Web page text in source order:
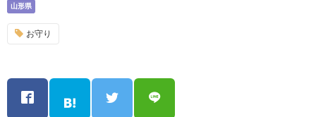
山形県
お守り